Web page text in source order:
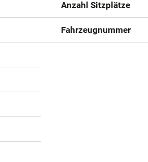
Anzahl Sitzplätze
Fahrzeugnummer